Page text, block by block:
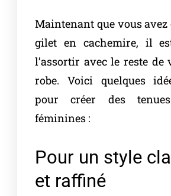
Maintenant que vous
gilet en cachemire, il
l’assortir avec le reste de
robe. Voici quelques
pour créer des
féminines :
Pour un style
et raffiné